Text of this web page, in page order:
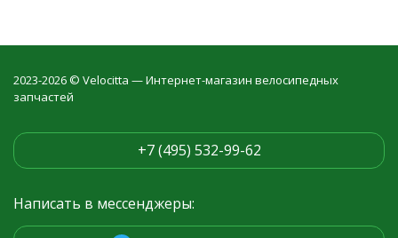
2023-2026 © Velocitta — Интернет-магазин велосипедных
запчастей
+7 (495) 532-99-62
Написать в мессенджеры: